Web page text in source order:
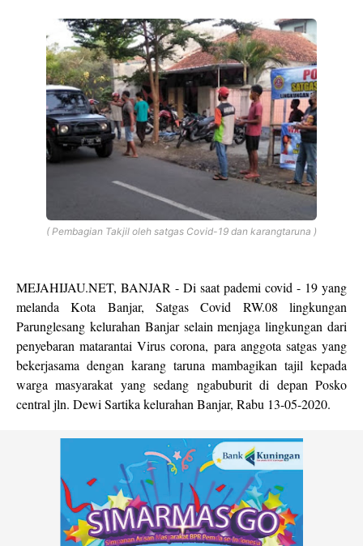
( Pembagian Takjil oleh satgas Covid-19 dan karangtaruna )
MEJAHIJAU.NET, BANJAR - Di saat pademi covid - 19 yang
melanda Kota Banjar, Satgas Covid RW.08 lingkungan
Parunglesang kelurahan Banjar selain menjaga lingkungan dari
penyebaran matarantai Virus corona, para anggota satgas yang
bekerjasama dengan karang taruna mambagikan tajil kepada
warga masyarakat yang sedang ngabuburit di depan Posko
central jln. Dewi Sartika kelurahan Banjar, Rabu 13-05-2020.